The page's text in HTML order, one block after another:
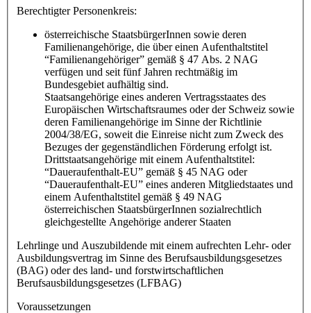
Berechtigter Personenkreis:
österreichische StaatsbürgerInnen sowie deren
Familienangehörige, die über einen Aufenthaltstitel
“Familienangehöriger” gemäß § 47 Abs. 2 NAG
verfügen und seit fünf Jahren rechtmäßig im
Bundesgebiet aufhältig sind.
Staatsangehörige eines anderen Vertragsstaates des
Europäischen Wirtschaftsraumes oder der Schweiz sowie
deren Familienangehörige im Sinne der Richtlinie
2004/38/EG, soweit die Einreise nicht zum Zweck des
Bezuges der gegenständlichen Förderung erfolgt ist.
Drittstaatsangehörige mit einem Aufenthaltstitel:
“Daueraufenthalt-EU” gemäß § 45 NAG oder
“Daueraufenthalt-EU” eines anderen Mitgliedstaates und
einem Aufenthaltstitel gemäß § 49 NAG
österreichischen StaatsbürgerInnen sozialrechtlich
gleichgestellte Angehörige anderer Staaten
Lehrlinge und Auszubildende mit einem aufrechten Lehr- oder
Ausbildungsvertrag im Sinne des Berufsausbildungsgesetzes
(BAG) oder des land- und forstwirtschaftlichen
Berufsausbildungsgesetzes (LFBAG)
Voraussetzungen